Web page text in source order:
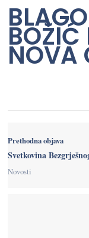
BOŽIĆ
NOVA
Prethodna objava
Svetkovina
Novosti